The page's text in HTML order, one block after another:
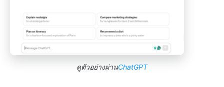
ดูตัวอย่างผ่านChatGPT